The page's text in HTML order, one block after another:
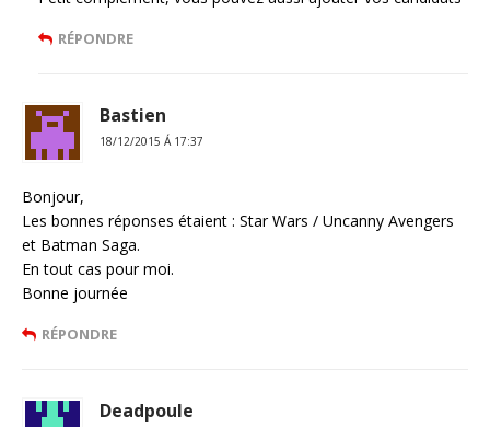
RÉPONDRE
Bastien
18/12/2015 Á 17:37
Bonjour,
Les bonnes réponses étaient : Star Wars / Uncanny Avengers
et Batman Saga.
En tout cas pour moi.
Bonne journée
RÉPONDRE
Deadpoule